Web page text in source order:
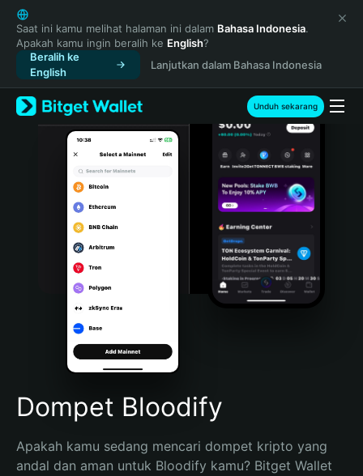
English
日本語
Tiếng Việt
Русский
Español (Latinoamérica)
Türkçe
Italiano
Português (Portugal)
Bahasa Indonesia
Português (Brasil)
Español (Argentina)
Saat ini kamu melihat halaman ini dalam Bahasa Indonesia.
Apakah kamu ingin beralih ke English?
Beralih ke
English
Lanjutkan dalam Bahasa Indonesia
Unduh sekarang
Dompet Bloodify
Apakah kamu sedang mencari dompet kripto yang
andal dan aman untuk Bloodify kamu? Bitget Wallet